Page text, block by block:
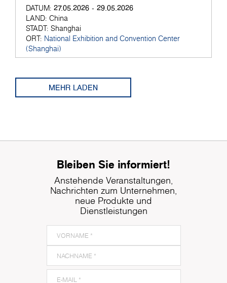
DATUM: 27.05.2026 - 29.05.2026
LAND: China
STADT: Shanghai
ORT: National Exhibition and Convention Center
(Shanghai)
MEHR LADEN
Bleiben Sie informiert!
Anstehende Veranstaltungen,
Nachrichten zum Unternehmen,
neue Produkte und
Dienstleistungen